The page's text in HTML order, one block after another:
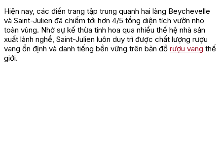
Hiện nay, các điền trang tập trung quanh hai làng Beychevelle
và Saint-Julien đã chiếm tới hơn 4/5 tổng diện tích vườn nho
toàn vùng. Nhờ sự kế thừa tinh hoa qua nhiều thế hệ nhà sản
xuất lành nghề, Saint-Julien luôn duy trì được chất lượng rượu
vang ổn định và danh tiếng bền vững trên bản đồ rượu vang thế
giới.